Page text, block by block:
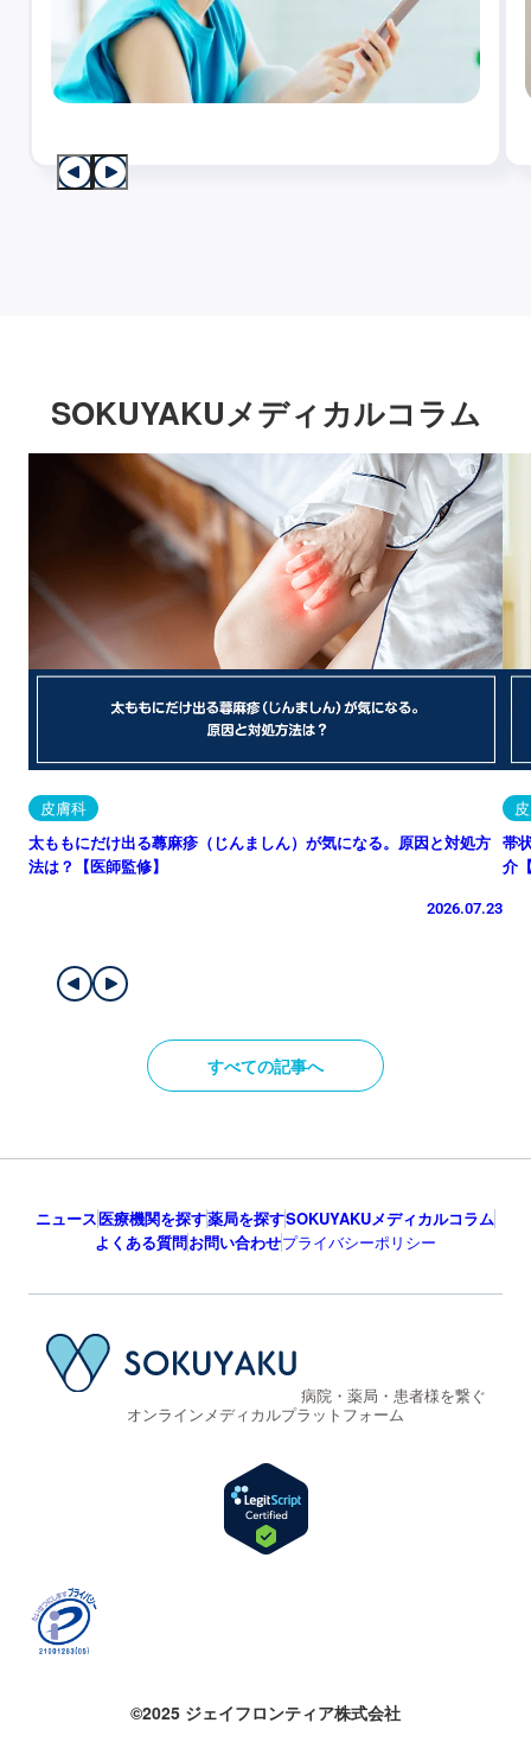
SOKUYAKUメディカルコラム
皮膚科
太ももにだけ出る蕁麻疹（じんましん）が気になる。原因と対処方
法は？【医師監修】
2026.07.23
帯
介
すべての記事へ
ニュース医療機関を探す薬局を探すSOKUYAKUメディカルコラム
よくある質問お問い合わせプライバシーポリシー
病院・薬局・患者様を繋ぐ
オンラインメディカルプラットフォーム
©2025 ジェイフロンティア株式会社